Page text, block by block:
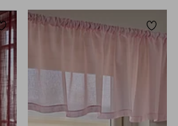
Toevoegen aan favorieten